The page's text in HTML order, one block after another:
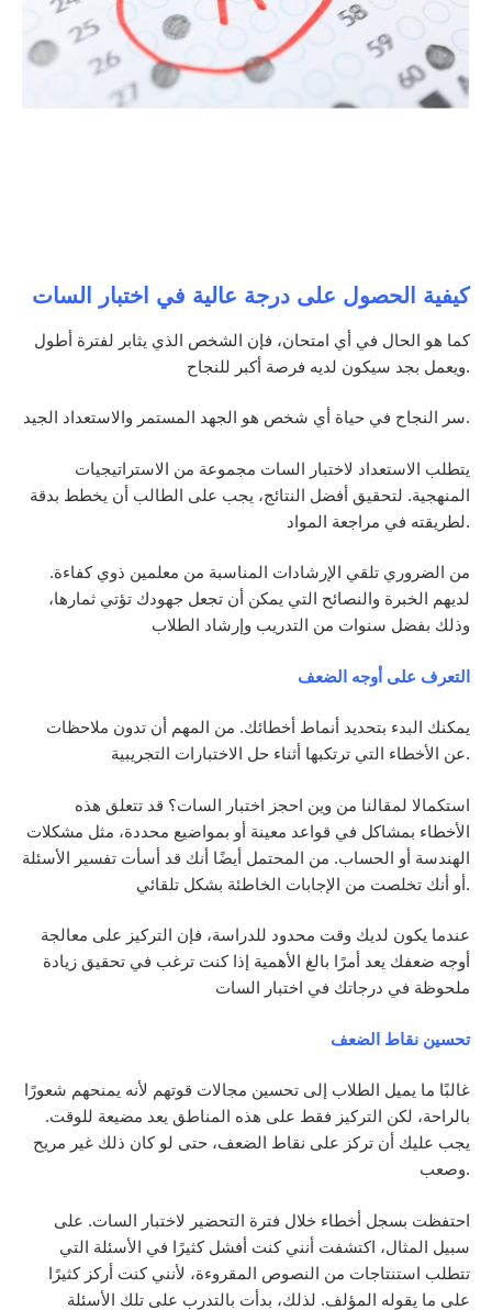
كيفية الحصول على درجة عالية في اختبار السات
كما هو الحال في أي امتحان، فإن الشخص الذي يثابر لفترة أطول
ويعمل بجد سيكون لديه فرصة أكبر للنجاح.
سر النجاح في حياة أي شخص هو الجهد المستمر والاستعداد الجيد.
يتطلب الاستعداد لاختبار السات مجموعة من الاستراتيجيات
المنهجية. لتحقيق أفضل النتائج، يجب على الطالب أن يخطط بدقة
لطريقته في مراجعة المواد.
من الضروري تلقي الإرشادات المناسبة من معلمين ذوي كفاءة.
لديهم الخبرة والنصائح التي يمكن أن تجعل جهودك تؤتي ثمارها،
وذلك بفضل سنوات من التدريب وإرشاد الطلاب
التعرف على أوجه الضعف
يمكنك البدء بتحديد أنماط أخطائك. من المهم أن تدون ملاحظات
عن الأخطاء التي ترتكبها أثناء حل الاختبارات التجريبية.
استكمالا لمقالنا من وين احجز اختبار السات؟ قد تتعلق هذه
الأخطاء بمشاكل في قواعد معينة أو بمواضيع محددة، مثل مشكلات
الهندسة أو الحساب. من المحتمل أيضًا أنك قد أسأت تفسير الأسئلة
أو أنك تخلصت من الإجابات الخاطئة بشكل تلقائي.
عندما يكون لديك وقت محدود للدراسة، فإن التركيز على معالجة
أوجه ضعفك يعد أمرًا بالغ الأهمية إذا كنت ترغب في تحقيق زيادة
ملحوظة في درجاتك في اختبار السات
تحسين نقاط الضعف
غالبًا ما يميل الطلاب إلى تحسين مجالات قوتهم لأنه يمنحهم شعورًا
بالراحة، لكن التركيز فقط على هذه المناطق يعد مضيعة للوقت.
يجب عليك أن تركز على نقاط الضعف، حتى لو كان ذلك غير مريح
وصعب.
احتفظت بسجل أخطاء خلال فترة التحضير لاختبار السات. على
سبيل المثال، اكتشفت أنني كنت أفشل كثيرًا في الأسئلة التي
تتطلب استنتاجات من النصوص المقروءة، لأنني كنت أركز كثيرًا
على ما يقوله المؤلف. لذلك، بدأت بالتدرب على تلك الأسئلة